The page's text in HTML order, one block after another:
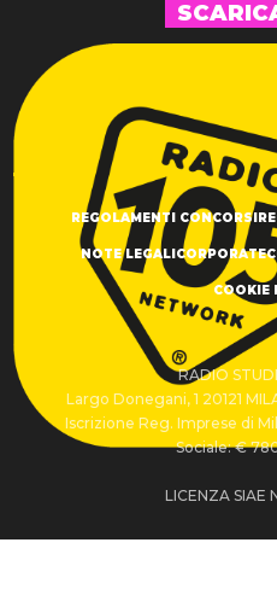
REGOLAMENTI CONCORSI
NOTE LEGALICORPORATE
COOKIE
RADIO
Largo Donegani, 1 20121
Iscrizione Reg. Imprese di
Sociale: €
LICENZA SIAE